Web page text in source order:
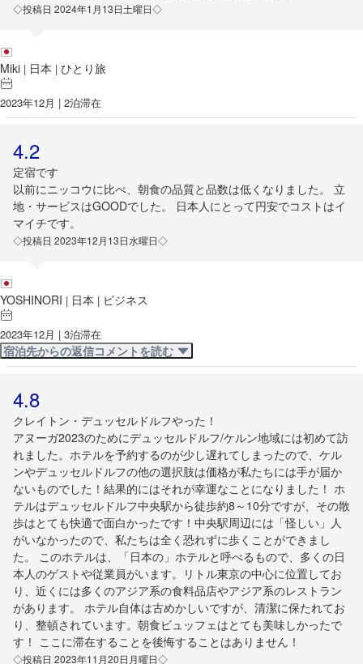
◇投稿日 2024年1月13日土曜日◇
Miki | 日本 | ひとり旅
2023年12月 | 2泊滞在
4.2
定宿です
以前にニッコウに比べ、朝食の品質と品数は低くなりました。 立
地・サービスはGOODでした。 日本人にとって円安でコストはイ
マイチです。
◇投稿日 2023年12月13日水曜日◇
YOSHINORI | 日本 | ビジネス
2023年12月 | 3泊滞在
宿泊先からの返信コメントを読む
4.8
クレイトン・デュッセルドルフやった！
アヌーガ2023のためにデュッセルドルフ/ケルン地域には初めて訪
れました。ホテルを予約するのが少し遅れてしまったので、ケル
ンやデュッセルドルフの他の選択肢は価格が私たちには手が届か
ないものでした！結果的にはそれが幸運なことになりました！ ホ
テルはデュッセルドルフ中央駅から徒歩約8～10分ですが、その散
歩はとても快適で面白かったです！中央駅周辺には「怪しい」人
がいなかったので、私たちは全く恐れずに歩くことができまし
た。 このホテルは、「日本の」ホテルと呼べるもので、多くの日
本人のゲストや従業員がいます。リトル東京の中心に位置してお
り、近くには多くのアジア系の食料品店やアジア系のレストラン
があります。 ホテル自体は古めかしいですが、清潔に保たれてお
り、整頓されています。朝食ビュッフェはとても美味しかったで
す！ ここに滞在することを後悔することはありません！
◇投稿日 2023年11月20日月曜日◇